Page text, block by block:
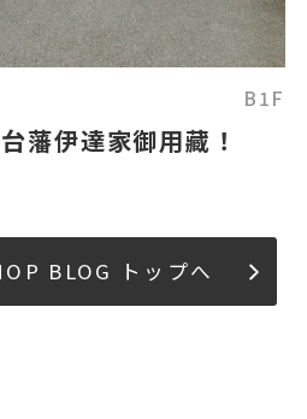
B1F
藩伊達家御用藏！
BLOG トップへ